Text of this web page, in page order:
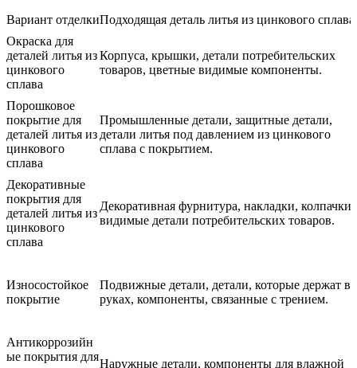
Вариант отделкиПодходящая деталь литья из цинкового сплава
Окраска для
деталей литья из
цинкового
сплава
Корпуса, крышки, детали потребительских
товаров, цветные видимые компоненты.
Порошковое
покрытие для
деталей литья из
цинкового
сплава
Промышленные детали, защитные детали,
детали литья под давлением из цинкового
сплава с покрытием.
Декоративные
покрытия для
деталей литья из
цинкового
сплава
Декоративная фурнитура, накладки, колпачки,
видимые детали потребительских товаров.
Износостойкое
покрытие
Подвижные детали, детали, которые держат в
руках, компоненты, связанные с трением.
Антикоррозийн
ые покрытия для
Наружные детали, компоненты для влажной